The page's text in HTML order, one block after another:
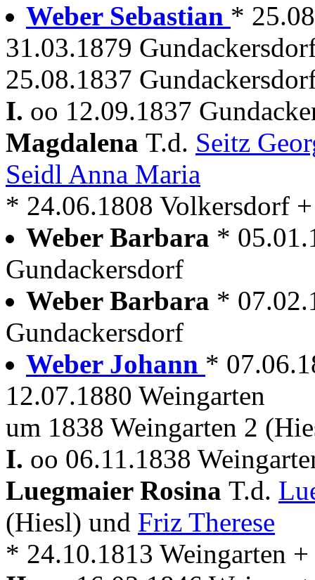
Weber Sebastian *
31.03.1879
25.08.1837
I. oo 12.09.1837
Magdalena T.d. Seitz
Seidl Anna Maria
* 24.06.1808 Volkersdorf
Weber Barbara *
Gundackersdorf
Weber Barbara *
Gundackersdorf
Weber Johann *
12.07.1880 Weingarten
um 1838 Weingarten 2
I. oo 06.11.1838
Luegmaier Rosina T.d.
(Hiesl) und Friz Therese
* 24.10.1813 Weingarten